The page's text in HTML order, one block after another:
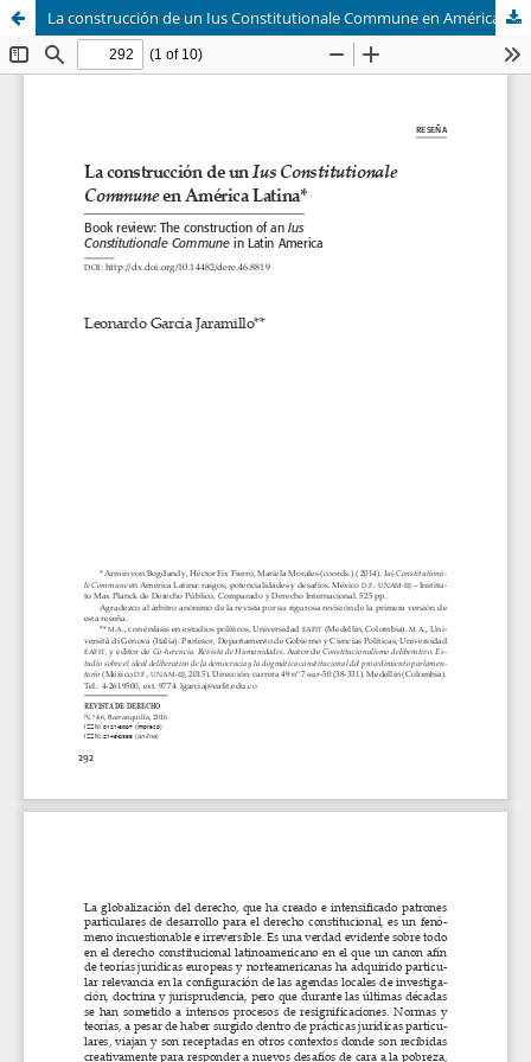
La construcción de un Ius Constitutionale Commune en América Latina